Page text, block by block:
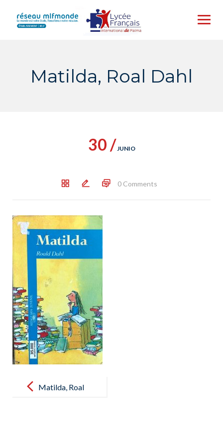
content
Matilda, Roal Dahl
30 /JUNIO
0 Comments
navigationMatilda, Roal